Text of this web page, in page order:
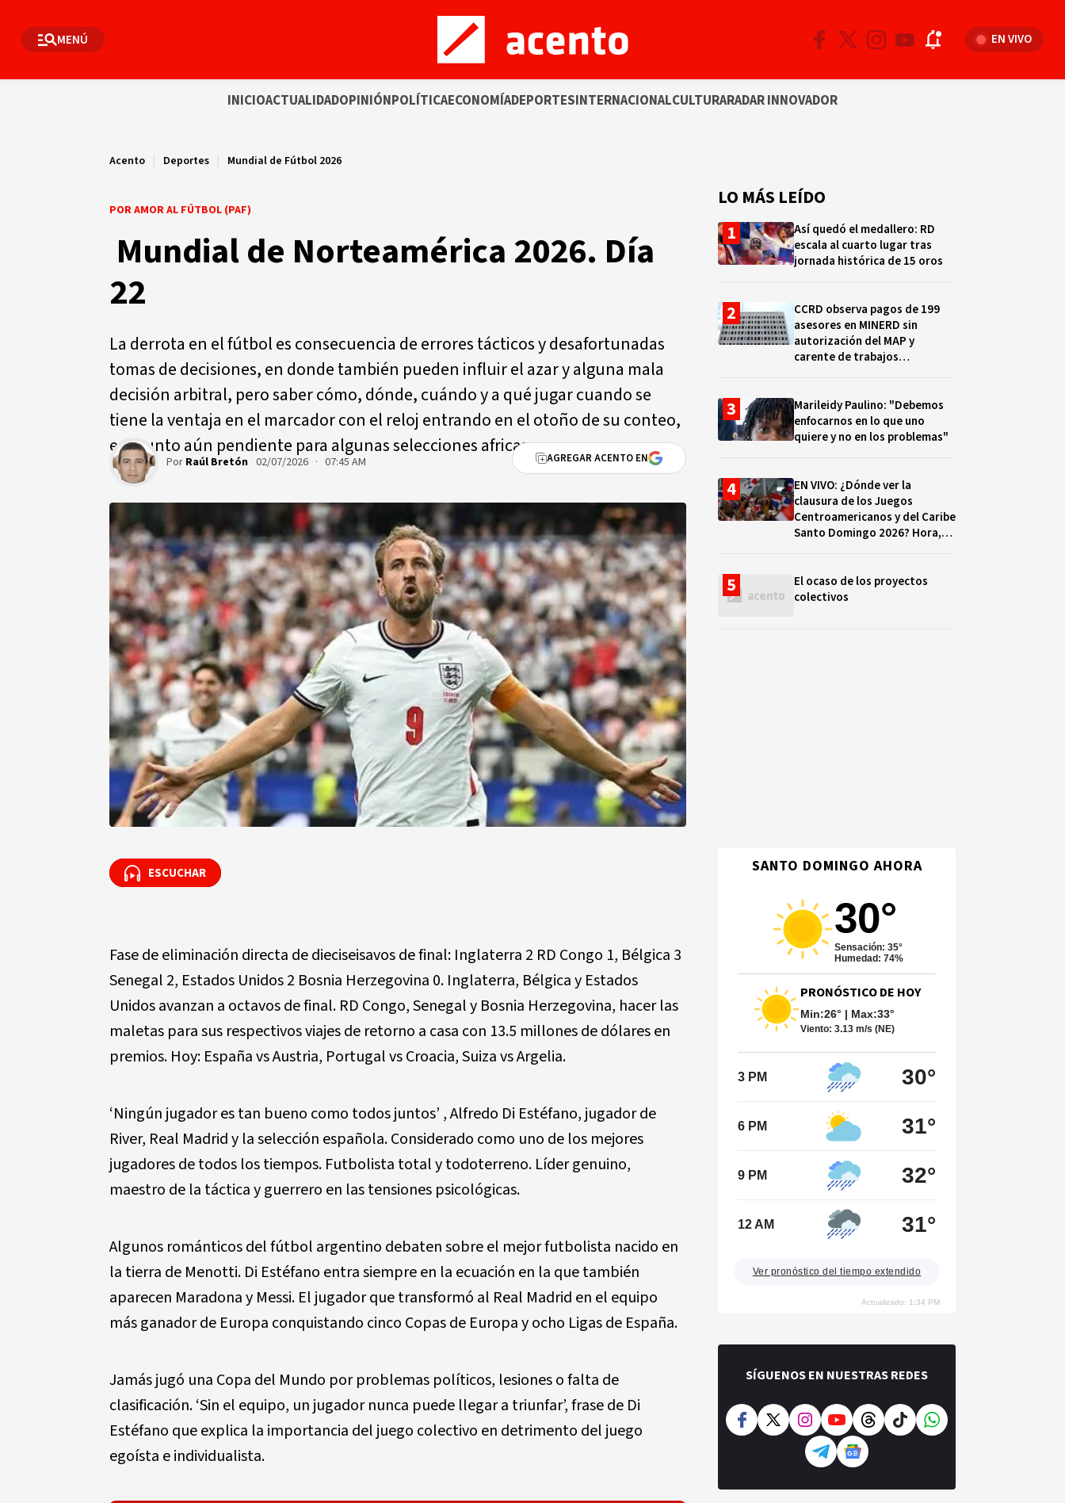
MENÚ EN VIVO
INICIOACTUALIDADOPINIÓNPOLÍTICAECONOMÍADEPORTESINTERNACIONALCULTURARADAR INNOVADOR
Acento | Deportes | Mundial de Fútbol 2026
POR AMOR AL FÚTBOL (PAF)
Mundial de Norteamérica 2026. Día
22
La derrota en el fútbol es consecuencia de errores tácticos y desafortunadas
tomas de decisiones, en donde también pueden influir el azar y alguna mala
decisión arbitral, pero saber cómo, dónde, cuándo y a qué jugar cuando se
tiene la ventaja en el marcador con el reloj entrando en el otoño de su conteo,
es asunto aún pendiente para algunas selecciones africanas.
Por Raúl Bretón 02/07/2026 · 07:45 AM AGREGAR ACENTO EN
ESCUCHAR
ESCUCHAR
Fase de eliminación directa de dieciseisavos de final: Inglaterra 2 RD Congo 1, Bélgica 3
Senegal 2, Estados Unidos 2 Bosnia Herzegovina 0. Inglaterra, Bélgica y Estados
Unidos avanzan a octavos de final. RD Congo, Senegal y Bosnia Herzegovina, hacer las
maletas para sus respectivos viajes de retorno a casa con 13.5 millones de dólares en
premios. Hoy: España vs Austria, Portugal vs Croacia, Suiza vs Argelia.
‘Ningún jugador es tan bueno como todos juntos’ , Alfredo Di Estéfano, jugador de
River, Real Madrid y la selección española. Considerado como uno de los mejores
jugadores de todos los tiempos. Futbolista total y todoterreno. Líder genuino,
maestro de la táctica y guerrero en las tensiones psicológicas.
Algunos románticos del fútbol argentino debaten sobre el mejor futbolista nacido en
la tierra de Menotti. Di Estéfano entra siempre en la ecuación en la que también
aparecen Maradona y Messi. El jugador que transformó al Real Madrid en el equipo
más ganador de Europa conquistando cinco Copas de Europa y ocho Ligas de España.
Jamás jugó una Copa del Mundo por problemas políticos, lesiones o falta de
clasificación. ‘Sin el equipo, un jugador nunca puede llegar a triunfar’, frase de Di
Estéfano que explica la importancia del juego colectivo en detrimento del juego
egoísta e individualista.
LO MÁS LEÍDO
Así quedó el medallero: RD
escala al cuarto lugar tras
jornada histórica de 15 oros
CCRD observa pagos de 199
asesores en MINERD sin
autorización del MAP y
carente de trabajos
Marileidy Paulino: "Debemos
enfocarnos en lo que uno
quiere y no en los problemas"
EN VIVO: ¿Dónde ver la
clausura de los Juegos
Centroamericanos y del Caribe
Santo Domingo 2026? Hora,
El ocaso de los proyectos
colectivos
SANTO DOMINGO AHORA
30°
Sensación: 35°
Humedad: 74%
PRONÓSTICO DE HOY
Min:26° | Max:33°
Viento: 3.13 m/s (NE)
3 PM 30°
6 PM 31°
9 PM 32°
12 AM 31°
Ver pronóstico del tiempo extendido
Actualizado: 1:34 PM
SÍGUENOS EN NUESTRAS REDES